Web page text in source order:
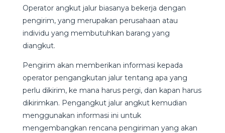
Operator angkut jalur biasanya bekerja dengan
pengirim, yang merupakan perusahaan atau
individu yang membutuhkan barang yang
diangkut.
Pengirim akan memberikan informasi kepada
operator pengangkutan jalur tentang apa yang
perlu dikirim, ke mana harus pergi, dan kapan harus
dikirimkan. Pengangkut jalur angkut kemudian
menggunakan informasi ini untuk
mengembangkan rencana pengiriman yang akan